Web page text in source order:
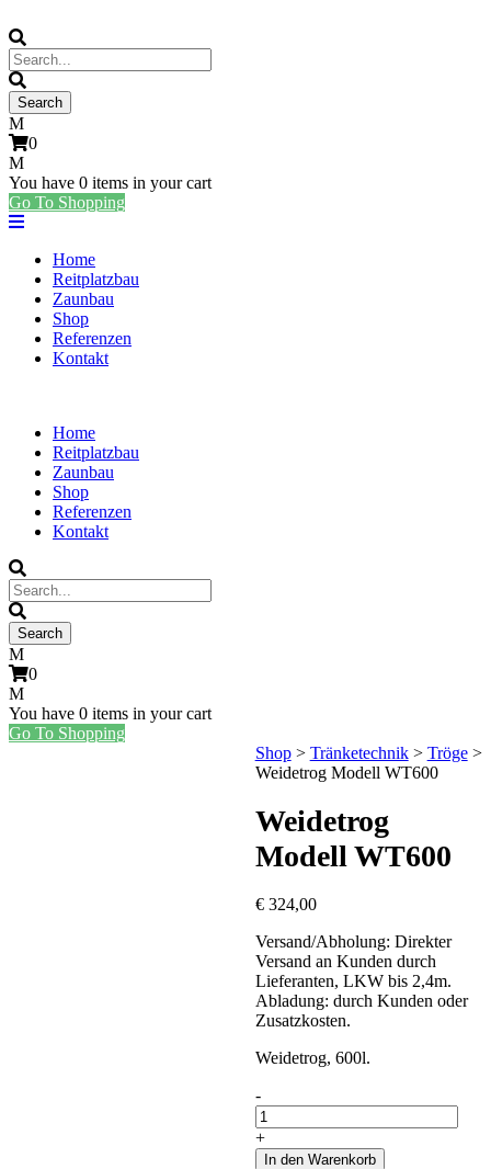
0
You have 0 items in your cart
Go To Shopping
Home
Reitplatzbau
Zaunbau
Shop
Referenzen
Kontakt
Home
Reitplatzbau
Zaunbau
Shop
Referenzen
Kontakt
0
You have 0 items in your cart
Go To Shopping
Shop> Tränketechnik> Tröge>
Weidetrog Modell WT600
Weidetrog
Modell WT600
€324,00
Versand/Abholung: Direkter
Versand an Kunden durch
Lieferanten, LKW bis 2,4m.
Abladung: durch Kunden oder
Zusatzkosten.
Weidetrog, 600l.
Weidetrog
Modell
WT600
quantity
-
+
In den Warenkorb